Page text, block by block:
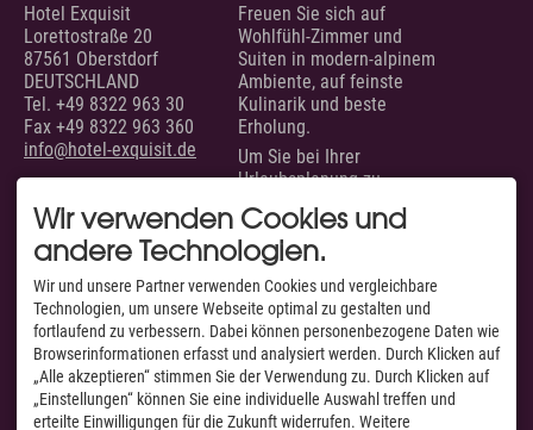
Hotel Exquisit
Lorettostraße 20
87561 Oberstdorf
DEUTSCHLAND
Tel. +49 8322 963 30
Fax +49 8322 963 360
info@hotel-exquisit.de
Freuen Sie sich auf
Wohlfühl-Zimmer und
Suiten in modern-alpinem
Ambiente, auf feinste
Kulinarik und beste
Erholung.
Um Sie bei Ihrer
Urlaubsplanung zu
unterstützen, sind wir
täglich von 07.00 bis 22.00
Uhr für Sie erreichbar.
SERVICE
Unsere Zimmer &
Suiten
Suchen & Buchen
Anfragen
Anfahrt & Routenplaner
AUSGEZEICHNET VON
Facebook
Wir verwenden Cookies und
andere Technologien.
Wir und unsere Partner verwenden Cookies und vergleichbare
Technologien, um unsere Webseite optimal zu gestalten und
fortlaufend zu verbessern. Dabei können personenbezogene Daten wie
Browserinformationen erfasst und analysiert werden. Durch Klicken auf
„Alle akzeptieren“ stimmen Sie der Verwendung zu. Durch Klicken auf
„Einstellungen“ können Sie eine individuelle Auswahl treffen und
erteilte Einwilligungen für die Zukunft widerrufen. Weitere